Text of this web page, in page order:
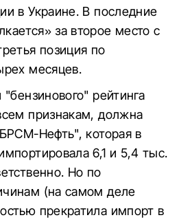
в Украине. В последние
за второе место с
позиция по
месяцев.
"бензинового" рейтинга
признакам, должна
Нефть", которая в
6,1 и 5,4 тыс.
Но по
(на самом деле
прекратила импорт в